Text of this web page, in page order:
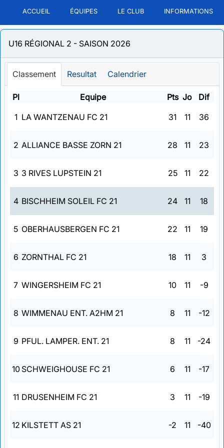
ACCUEIL ÉQUIPES LE CLUB INFORMATIONS
U16 RÉGIONAL 2 - SAISON 2026
Classement Resultat Calendrier
Pl Equipe Pts Jo
Dif
1 LA WANTZENAU FC 21 31 11 36
2 ALLIANCE BASSE ZORN 21 28 11 23
3 3 RIVES LUPSTEIN 21 25 11 22
4 BISCHHEIM SOLEIL FC 21 24 11 18
5 OBERHAUSBERGEN FC 21 22 11 19
6 ZORNTHAL FC 21 18 11 3
7 WINGERSHEIM FC 21 10 11 -9
8 WIMMENAU ENT. A2HM 21 8 11 -12
9 PFUL. LAMPER. ENT. 21 8 11 -24
10 SCHWEIGHOUSE FC 21 6 11 -17
11 DRUSENHEIM FC 21 3 11 -19
12 KILSTETT AS 21 -2 11 -40